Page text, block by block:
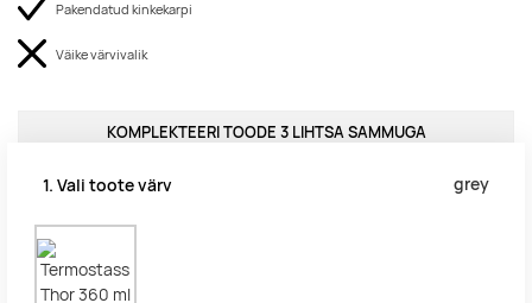
Pakendatud kinkekarpi
Väike värvivalik
KOMPLEKTEERI TOODE 3 LIHTSA SAMMUGA
1. Vali toote värv grey